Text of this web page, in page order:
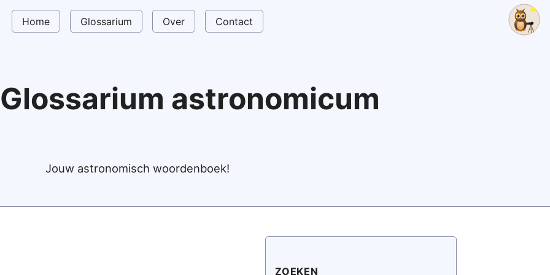
Home Glossarium Over Contact
Glossarium astronomicum
Jouw astronomisch woordenboek!
ZOEKEN